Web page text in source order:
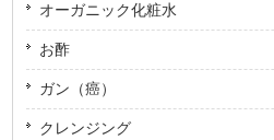
オーガニック化粧水
お酢
ガン（癌）
クレンジング